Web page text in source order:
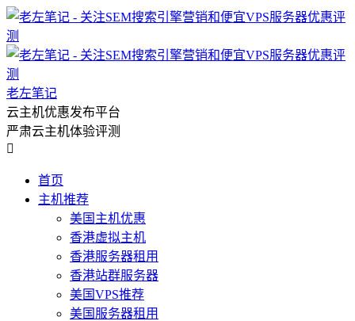
老左笔记
云主机优惠发布平台
严肃云主机体验评测

首页
主机推荐
美国主机优惠
香港虚拟主机
香港服务器租用
香港站群服务器
美国VPS推荐
美国服务器租用